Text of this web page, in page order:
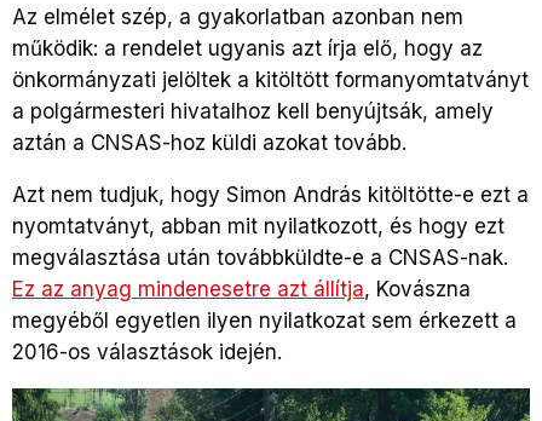
Az elmélet szép, a gyakorlatban azonban nem
működik: a rendelet ugyanis azt írja elő, hogy az
önkormányzati jelöltek a kitöltött formanyomtatványt
a polgármesteri hivatalhoz kell benyújtsák, amely
aztán a CNSAS-hoz küldi azokat tovább.
Azt nem tudjuk, hogy Simon András kitöltötte-e ezt a
nyomtatványt, abban mit nyilatkozott, és hogy ezt
megválasztása után továbbküldte-e a CNSAS-nak.
Ez az anyag mindenesetre azt állítja, Kovászna
megyéből egyetlen ilyen nyilatkozat sem érkezett a
2016-os választások idején.